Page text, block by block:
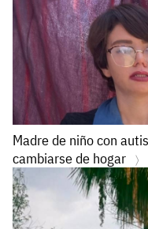
Madre de niño con
cambiarse de hogar